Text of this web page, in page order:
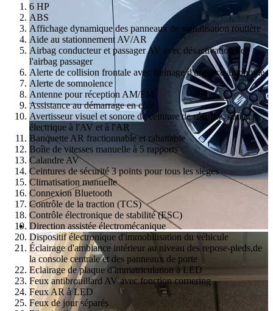
6 HP
ABS
Affichage dynamique des panneaux de signalisation routière
Aide au stationnement AV/AR
Airbag conducteur et passager AV avec désactivation de
l'airbag passager
Alerte de collision frontale avec freinage d'urgence autonome
Alerte de somnolence
Antenne pour réception AM/FM
Assistance au démarrage en côte
Avertisseur visuel et sonore de ceinture de sécurité, contact
électrique à l'AV et à l'AR
Banquette AR fractionnable et rabattable
Boîte de vitesses manuelle à 5 rapports
Calandre AV
Ceintures de sécurité 3 points pour tous les sièges
Climatisation manuelle
Connexion Bluetooth
Contrôle de la traction (TCS)
Contrôle électronique de stabilité (ESC)
Direction assistée électromécanique
Dispositif électronique d'immobilisation du véhicule
Éclairage d'ambiance intérieur au niveau des repose-pieds,de
la console centrale et des panneaux de porte
Eclairage de plaque d'immatriculation à LED
Feux antibrouillard AV avec fonction cornering
Feux AR à LED
Feux de jour séparés